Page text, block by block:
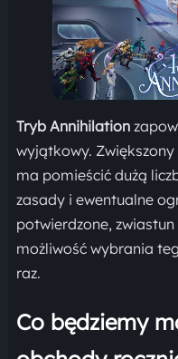
Tryb Annihilation
wyjątkowy.
ma pomieścić dużą
zasady i ewentualne
potwierdzone,
możliwość wybrania
raz.
Co będziemy